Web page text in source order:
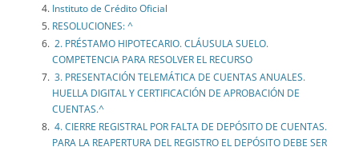
Instituto de Crédito Oficial
RESOLUCIONES: ^
2. PRÉSTAMO HIPOTECARIO. CLÁUSULA SUELO.
COMPETENCIA PARA RESOLVER EL RECURSO
3. PRESENTACIÓN TELEMÁTICA DE CUENTAS ANUALES.
HUELLA DIGITAL Y CERTIFICACIÓN DE APROBACIÓN DE
CUENTAS.^
4. CIERRE REGISTRAL POR FALTA DE DEPÓSITO DE CUENTAS.
PARA LA REAPERTURA DEL REGISTRO EL DEPÓSITO DEBE SER